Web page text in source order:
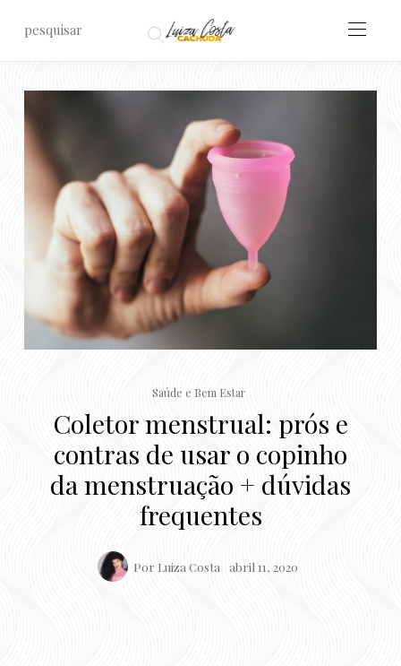
Saúde e Bem Estar
Coletor menstrual: prós e
contras de usar o copinho
da menstruação + dúvidas
frequentes
Por Luiza Costa abril 11, 2020